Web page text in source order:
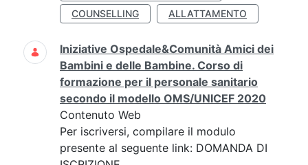
COUNSELLING
ALLATTAMENTO
Iniziative Ospedale&Comunità Amici dei
Bambini e delle Bambine. Corso di
formazione per il personale sanitario
secondo il modello OMS/UNICEF 2020
Contenuto Web
Per iscriversi, compilare il modulo
presente al seguente link: DOMANDA DI